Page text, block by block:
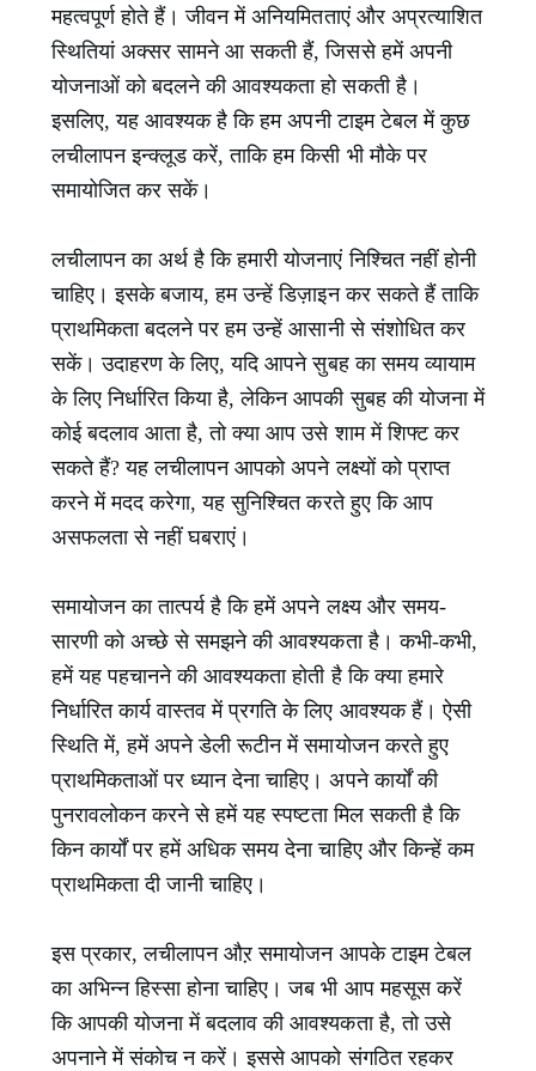
महत्वपूर्ण होते हैं। जीवन में अनियमितताएं और अप्रत्याशित
स्थितियां अक्सर सामने आ सकती हैं, जिससे हमें अपनी
योजनाओं को बदलने की आवश्यकता हो सकती है।
इसलिए, यह आवश्यक है कि हम अपनी टाइम टेबल में कुछ
लचीलापन इन्क्लूड करें, ताकि हम किसी भी मौके पर
समायोजित कर सकें।
लचीलापन का अर्थ है कि हमारी योजनाएं निश्चित नहीं होनी
चाहिए। इसके बजाय, हम उन्हें डिज़ाइन कर सकते हैं ताकि
प्राथमिकता बदलने पर हम उन्हें आसानी से संशोधित कर
सकें। उदाहरण के लिए, यदि आपने सुबह का समय व्यायाम
के लिए निर्धारित किया है, लेकिन आपकी सुबह की योजना में
कोई बदलाव आता है, तो क्या आप उसे शाम में शिफ्ट कर
सकते हैं? यह लचीलापन आपको अपने लक्ष्यों को प्राप्त
करने में मदद करेगा, यह सुनिश्चित करते हुए कि आप
असफलता से नहीं घबराएं।
समायोजन का तात्पर्य है कि हमें अपने लक्ष्य और समय-
सारणी को अच्छे से समझने की आवश्यकता है। कभी-कभी,
हमें यह पहचानने की आवश्यकता होती है कि क्या हमारे
निर्धारित कार्य वास्तव में प्रगति के लिए आवश्यक हैं। ऐसी
स्थिति में, हमें अपने डेली रूटीन में समायोजन करते हुए
प्राथमिकताओं पर ध्यान देना चाहिए। अपने कार्यों की
पुनरावलोकन करने से हमें यह स्पष्टता मिल सकती है कि
किन कार्यों पर हमें अधिक समय देना चाहिए और किन्हें कम
प्राथमिकता दी जानी चाहिए।
इस प्रकार, लचीलापन औऱ समायोजन आपके टाइम टेबल
का अभिन्न हिस्सा होना चाहिए। जब भी आप महसूस करें
कि आपकी योजना में बदलाव की आवश्यकता है, तो उसे
अपनाने में संकोच न करें। इससे आपको संगठित रहकर